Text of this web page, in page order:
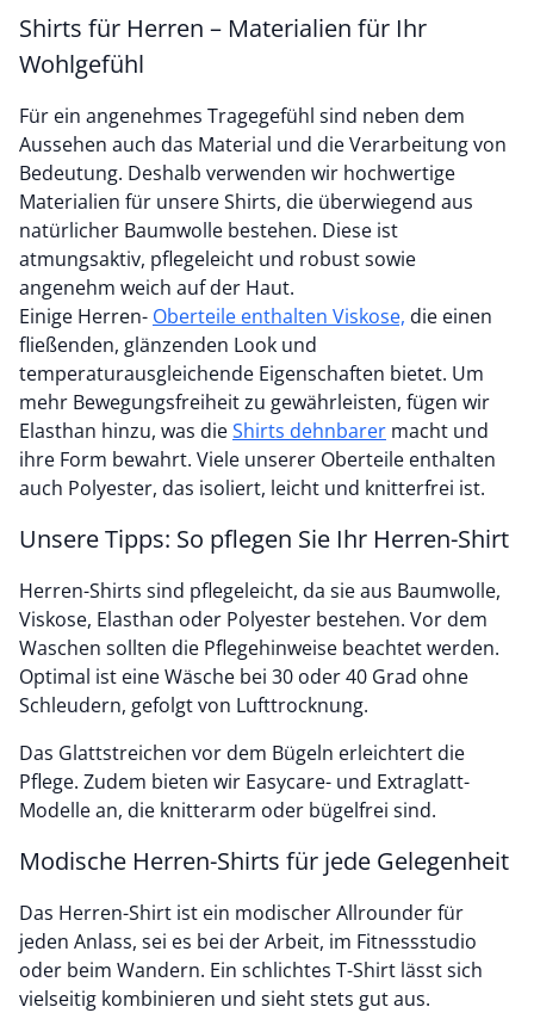
Shirts für Herren – Materialien für Ihr
Wohlgefühl
Für ein angenehmes Tragegefühl sind neben dem
Aussehen auch das Material und die Verarbeitung von
Bedeutung. Deshalb verwenden wir hochwertige
Materialien für unsere Shirts, die überwiegend aus
natürlicher Baumwolle bestehen. Diese ist
atmungsaktiv, pflegeleicht und robust sowie
angenehm weich auf der Haut.
Einige Herren- Oberteile enthalten Viskose,
fließenden, glänzenden Look und
temperaturausgleichende Eigenschaften bietet. Um
mehr Bewegungsfreiheit zu gewährleisten, fügen wir
Elasthan hinzu, was dieShirts dehnbarer
ihre Form bewahrt. Viele unserer Oberteile enthalten
auch Polyester, das isoliert, leicht und knitterfrei ist.
Unsere Tipps: So pflegen Sie Ihr Herren-Shirt
Herren-Shirts sind pflegeleicht, da sie aus Baumwolle,
Viskose, Elasthan oder Polyester bestehen. Vor dem
Waschen sollten die Pflegehinweise beachtet werden.
Optimal ist eine Wäsche bei 30 oder 40 Grad ohne
Schleudern, gefolgt von Lufttrocknung.
Das Glattstreichen vor dem Bügeln erleichtert die
Pflege. Zudem bieten wir Easycare- und Extraglatt-
Modelle an, die knitterarm oder bügelfrei sind.
Modische Herren-Shirts für jede Gelegenheit
Das Herren-Shirt ist ein modischer Allrounder für
jeden Anlass, sei es bei der Arbeit, im Fitnessstudio
oder beim Wandern. Ein schlichtes T-Shirt lässt sich
vielseitig kombinieren und sieht stets gut aus.